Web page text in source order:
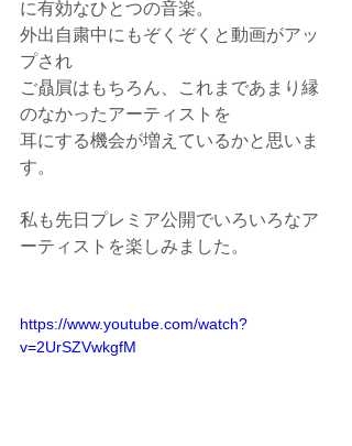
に有効なひとつの音楽。
外出自粛中にもぞくぞくと動画がアッ
プされ
ご贔屓はもちろん、これまであまり縁
のなかったアーティストを
耳にする機会が増えているかと思いま
す。
私も先日プレミア公開でいろいろなア
ーティストを楽しみました。
https://www.youtube.com/watch?
v=2UrSZVwkgfM